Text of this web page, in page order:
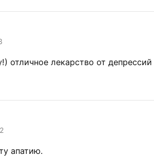
отличное лекарство от депрессий
апатию.